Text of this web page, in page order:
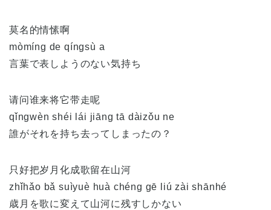
莫名的情愫啊
mòmíng de qíngsù a
言葉で表しようのない気持ち
请问谁来将它带走呢
qǐngwèn shéi lái jiāng tā dàizǒu ne
誰がそれを持ち去ってしまったの？
只好把岁月化成歌留在山河
zhǐhǎo bǎ suìyuè huà chéng gē liú zài shānhé
歳月を歌に変えて山河に残すしかない